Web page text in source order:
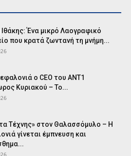
Ένα μικρό Λαογραφικό
που κρατά ζωντανή τη μνήμη...
ο CEO του ANT1
Κυριακού – Το...
Τέχνης» στον Θαλασσόμυλο – Η
γίνεται έμπνευση και